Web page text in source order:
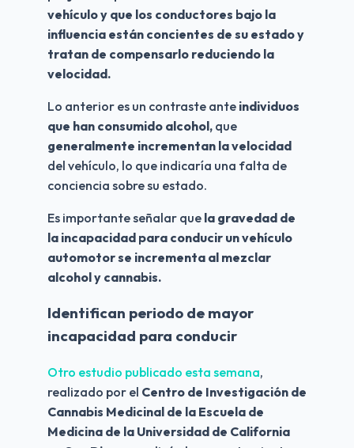
vehículo y que los conductores bajo la
influencia están concientes de su estado y
tratan de compensarlo reduciendo la
velocidad.
Lo anterior es un contraste ante individuos
que han consumido alcohol,
generalmente incrementan la velocidad
del vehículo, lo que indicaría una falta de
conciencia sobre su estado.
Es importante señalar que la gravedad de
la incapacidad para conducir un vehículo
automotor se incrementa al mezclar
alcohol y cannabis.
Identifican periodo de mayor
incapacidad para conducir
Otro estudio publicado esta semana,
realizado por el Centro de Investigación de
Cannabis Medicinal de la Escuela de
Medicina de la Universidad de California